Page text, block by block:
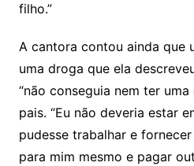
filho.”
A cantora contou ainda que
uma droga que ela
“não conseguia nem ter
pais. “Eu não deveria estar
pudesse trabalhar e
para mim mesmo e pagar